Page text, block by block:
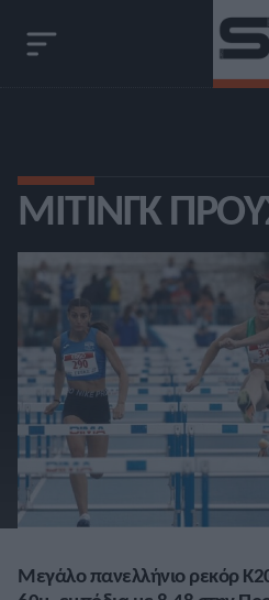
ΜΊΤΙΝΓΚ
Μεγάλο πανελλήνιο ρεκόρ